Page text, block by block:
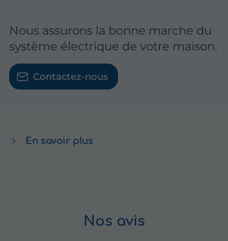
Nous assurons la bonne marche du
système électrique de votre maison.
Contactez-nous
En savoir plus
Nos avis